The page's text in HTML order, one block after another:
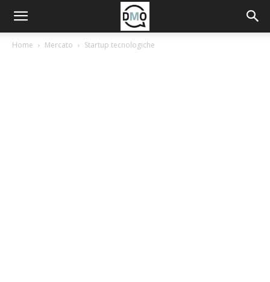
Home Mercato Startup tecnologiche